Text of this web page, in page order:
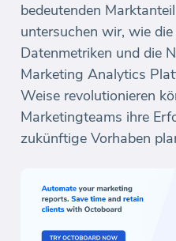
bedeutenden
untersuchen wir, wie
Datenmetriken und die
Marketing Analytics
Weise revolutionieren
Marketingteams ihre
zukünftige Vorhaben